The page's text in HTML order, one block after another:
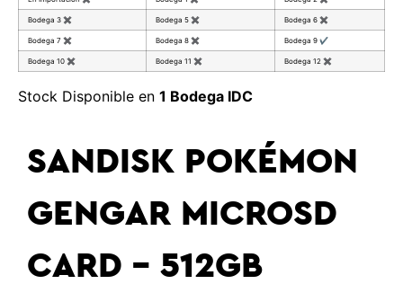
Bodega 3 ✖ Bodega 5 ✖ Bodega 6 ✖
Bodega 7 ✖ Bodega 8 ✖ Bodega 9 ✔
Bodega 10 ✖ Bodega 11 ✖ Bodega 12 ✖
Stock Disponible en 1 Bodega IDC
SANDISK POKÉMON
GENGAR MICROSD
CARD - 512GB